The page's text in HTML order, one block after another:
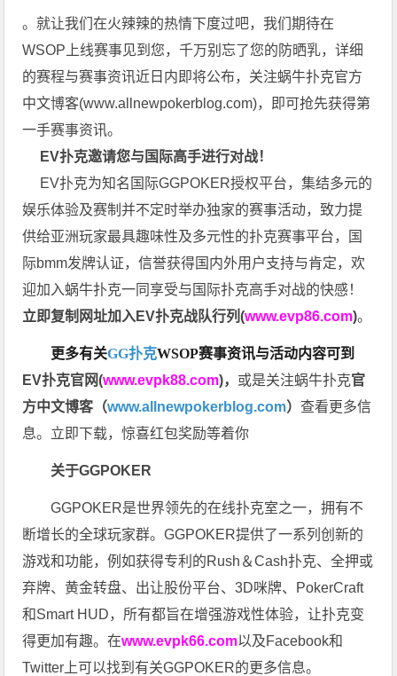
。就让我们在火辣辣的热情下度过吧，我们期待在
WSOP上线赛事见到您，千万别忘了您的防晒乳，详细
的赛程与赛事资讯近日内即将公布，关注蜗牛扑克官方
中文博客(www.allnewpokerblog.com)，即可抢先获得第
一手赛事资讯。
EV扑克邀请您与国际高手进行对战！
EV扑克为知名国际GGPOKER授权平台，集结多元的
娱乐体验及赛制并不定时举办独家的赛事活动，致力提
供给亚洲玩家最具趣味性及多元性的扑克赛事平台，国
际bmm发牌认证，信誉获得国内外用户支持与肯定，欢
迎加入蜗牛扑克一同享受与国际扑克高手对战的快感！
立即复制网址加入EV扑克战队行列(www.evp86.com)。
更多有关GG扑克WSOP赛事资讯与活动内容可到
EV扑克官网(www.evpk88.com)， 或是关注蜗牛扑克官
方中文博客（www.allnewpokerblog.com）查看更多信
息。立即下载，惊喜红包奖励等着你
关于GGPOKER
GGPOKER是世界领先的在线扑克室之一，拥有不
断增长的全球玩家群。GGPOKER提供了一系列创新的
游戏和功能，例如获得专利的Rush＆Cash扑克、全押或
弃牌、黄金转盘、出让股份平台、3D咪牌、PokerCraft
和Smart HUD，所有都旨在增强游戏性体验，让扑克变
得更加有趣。在www.evpk66.com以及Facebook和
Twitter上可以找到有关GGPOKER的更多信息。